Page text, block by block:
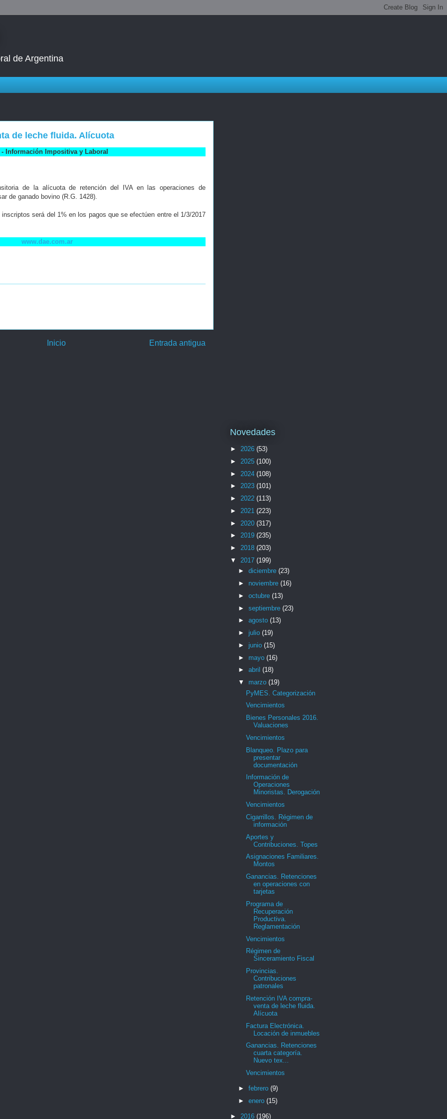
de Argentina
de leche fluida. Alícuota
- Información Impositiva y Laboral
de la alícuota de retención del IVA en las operaciones de
de ganado bovino (R.G. 1428).
será del 1% en los pagos que se efectúen entre el 1/3/2017
www.dae.com.ar
Entrada antigua
Inicio
Novedades
► 2026 (53)
► 2025 (100)
► 2024 (108)
► 2023 (101)
► 2022 (113)
► 2021 (223)
► 2020 (317)
► 2019 (235)
► 2018 (203)
▼ 2017 (199)
► diciembre (23)
► noviembre (16)
► octubre (13)
► septiembre (23)
► agosto (13)
► julio (19)
► junio (15)
► mayo (16)
► abril (18)
▼ marzo (19)
PyMES. Categorización
Vencimientos
Bienes Personales 2016.
Valuaciones
Vencimientos
Blanqueo. Plazo para
presentar
documentación
Información de
Operaciones
Minoristas. Derogación
Vencimientos
Cigarrillos. Régimen de
información
Aportes y
Contribuciones. Topes
Asignaciones Familiares.
Montos
Ganancias. Retenciones
en operaciones con
tarjetas
Programa de
Recuperación
Productiva.
Reglamentación
Vencimientos
Régimen de
Sinceramiento Fiscal
Provincias.
Contribuciones
patronales
Retención IVA compra-
venta de leche fluida.
Alícuota
Factura Electrónica.
Locación de inmuebles
Ganancias. Retenciones
cuarta categoría.
Nuevo tex...
Vencimientos
► febrero (9)
► enero (15)
► 2016 (196)